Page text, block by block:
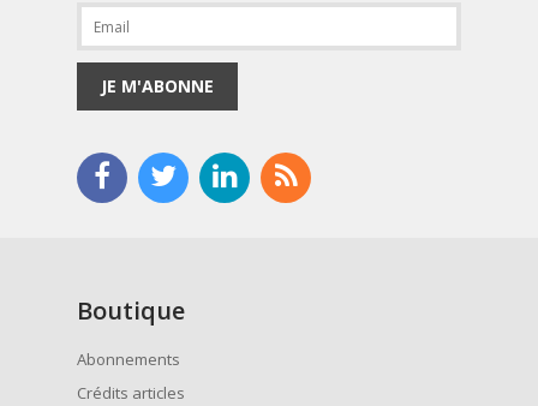
JE M'ABONNE
Boutique
Abonnements
Crédits articles